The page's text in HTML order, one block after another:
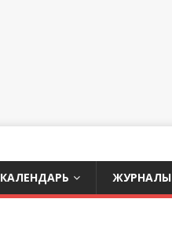
КАЛЕНДАРЬ ЖУРНАЛЫ